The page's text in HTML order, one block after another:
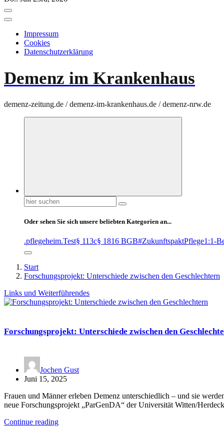
Impressum
Cookies
Datenschutzerklärung
Demenz im Krankenhaus
demenz-zeitung.de / demenz-im-krankenhaus.de / demenz-nrw.de
Suchen
nach:
Oder sehen Sie sich unsere beliebten Kategorien an...
.pflegeheim.Test§ 113c§ 1816 BGB#ZukunftspaktPflege1:1-
Start
Forschungsprojekt: Unterschiede zwischen den Geschlechtern
Links und Weiterführendes
Forschungsprojekt: Unterschiede zwischen den
Jochen Gust
Juni 15, 2025
Frauen und Männer erleben Demenz unterschiedlich – und sie
neue Forschungsprojekt „ParGenDA“ der Universität Witten/
Continue reading